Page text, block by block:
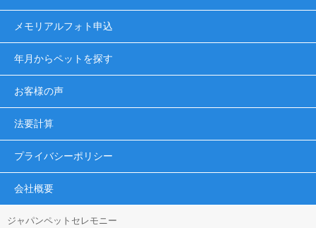
メモリアルフォト申込
年月からペットを探す
お客様の声
法要計算
プライバシーポリシー
会社概要
ジャパンペットセレモニー